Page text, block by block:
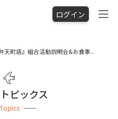
ログイン
天町店』組合活動説明会&お食事...
ピックス
Topics